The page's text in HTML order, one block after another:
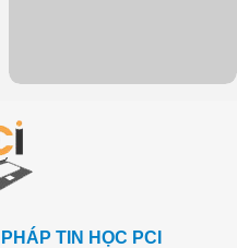
TIN HỌC PCI